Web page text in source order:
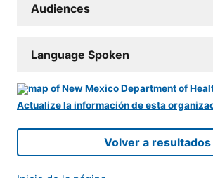
Audiences
Language Spoken
Actualize la información de esta
Volver a resultados